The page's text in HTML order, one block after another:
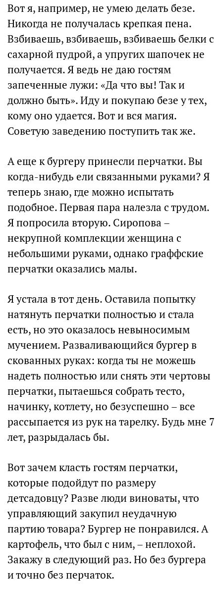
Вот я, например, не умею делать безе.
Никогда не получалась крепкая пена.
Взбиваешь, взбиваешь, взбиваешь белки с
сахарной пудрой, а упругих шапочек не
получается. Я ведь не даю гостям
запеченные лужи: «Да что вы! Так и
должно быть». Иду и покупаю безе у тех,
кому оно удается. Вот и вся магия.
Советую заведению поступить так же.
А еще к бургеру принесли перчатки. Вы
когда-нибудь ели связанными руками? Я
теперь знаю, где можно испытать
подобное. Первая пара налезла с трудом.
Я попросила вторую. Сиропова –
некрупной комплекции женщина с
небольшими руками, однако граффские
перчатки оказались малы.
Я устала в тот день. Оставила попытку
натянуть перчатки полностью и стала
есть, но это оказалось невыносимым
мучением. Разваливающийся бургер в
скованных руках: когда ты не можешь
надеть полностью или снять эти чертовы
перчатки, пытаешься собрать тесто,
начинку, котлету, но безуспешно – все
рассыпается из рук на тарелку. Будь мне 7
лет, разрыдалась бы.
Вот зачем класть гостям перчатки,
которые подойдут по размеру
детсадовцу? Разве люди виноваты, что
управляющий закупил неудачную
партию товара? Бургер не понравился. А
картофель, что был с ним, – неплохой.
Закажу в следующий раз. Но без бургера
и точно без перчаток.